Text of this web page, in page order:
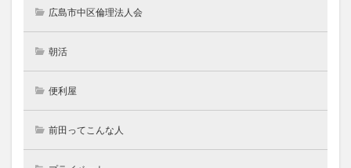
広島市中区倫理法人会
朝活
便利屋
前田ってこんな人